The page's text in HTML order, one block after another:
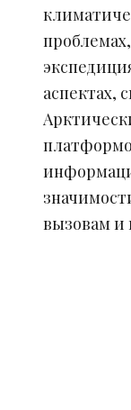
аспектах,
вызовам и